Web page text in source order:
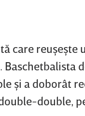
care
şi a doborât
double,